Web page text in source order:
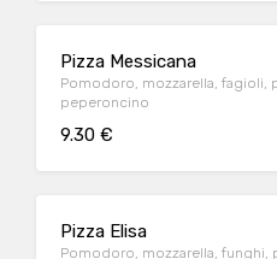
Pizza Messicana
Pomodoro, mozzarella, fagioli,
peperoncino
9.30 €
Pizza Elisa
Pomodoro, mozzarella, funghi,